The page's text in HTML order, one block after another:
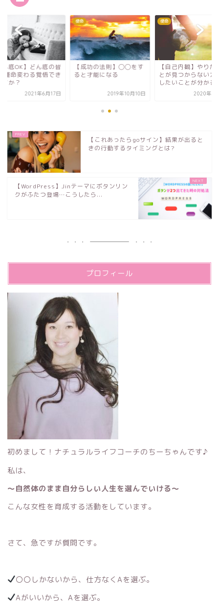
功の法則】◯◯をす
才能になる
2019年10月10日
使命
【自己内観】やりたいこ
とが見つからない方必見!
2020年5月17日
使命
【どん底OK】どん
さん!運命変わる覚
てますか？
2021年6
【これあったらgoサイン】結果が出ると
きの行動するタイミングとは?
【WordPress】Jinテーマにボタンリン
クがふたつ登場…こうしたら...
プロフィール
初めまして！ナチュラルライフコーチのちーちゃんです♪
私は、
〜自然体のまま自分らしい人生を選んでいける〜
こんな女性を育成する活動をしています。
さて、急ですが質問です。
〇〇しかないから、仕方なくAを選ぶ。
Aがいいから、Aを選ぶ。